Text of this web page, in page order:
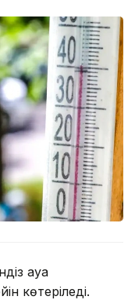
ауа
көтеріледі.